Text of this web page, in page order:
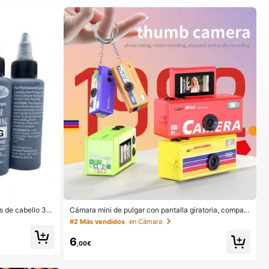
de cabello 30
y a pr
de larga
Cámara mini de pulgar con pantalla giratoria, compati
ble con captura de fotos y carga al teléfono, accesori
o para mochila
#2 Más vendidos en Cámara
6 ,00€